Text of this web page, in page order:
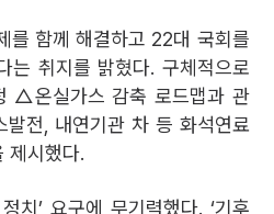
를 함께 해결하고 22대 국회를
는 취지를 밝혔다. 구체적으로
△온실가스 감축 로드맵과 관
전, 내연기관 차 등 화석연료
제시했다.
치’ 요구에 무기력했다. ‘기후